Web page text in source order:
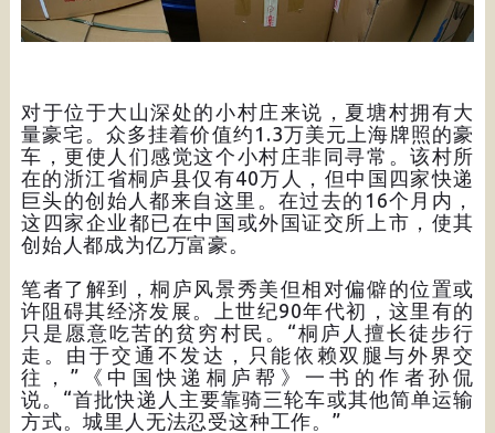
对于位于大山深处的小村庄来说，夏塘村拥有大
量豪宅。众多挂着价值约1.3万美元上海牌照的豪
车，更使人们感觉这个小村庄非同寻常。该村所
在的浙江省桐庐县仅有40万人，但中国四家快递
巨头的创始人都来自这里。在过去的16个月内，
这四家企业都已在中国或外国证交所上市，使其
创始人都成为亿万富豪。
笔者了解到，桐庐风景秀美但相对偏僻的位置或
许阻碍其经济发展。上世纪90年代初，这里有的
只是愿意吃苦的贫穷村民。“桐庐人擅长徒步行
走。由于交通不发达，只能依赖双腿与外界交
往，”《中国快递桐庐帮》一书的作者孙侃
说。“首批快递人主要靠骑三轮车或其他简单运输
方式。城里人无法忍受这种工作。”